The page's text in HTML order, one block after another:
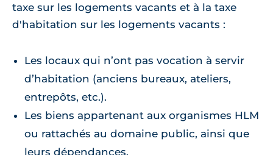
taxe sur les logements vacants et à la taxe
d'habitation sur les logements vacants :
Les locaux qui n’ont pas vocation à servir
d’habitation (anciens bureaux, ateliers,
entrepôts, etc.).
Les biens appartenant aux organismes HLM
ou rattachés au domaine public, ainsi que
leurs dépendances.